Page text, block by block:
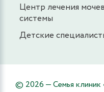
Центр лечения
системы
Детские
© 2026 — Семья